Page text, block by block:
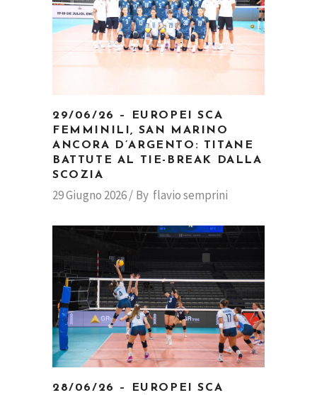
29/06/26 – EUROPEI SCA
FEMMINILI, SAN MARINO
ANCORA D’ARGENTO: TITANE
BATTUTE AL TIE-BREAK DALLA
SCOZIA
29 Giugno 2026 By flavio semprini
28/06/26 – EUROPEI SCA